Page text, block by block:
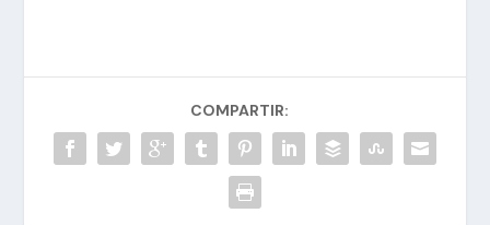
COMPARTIR: